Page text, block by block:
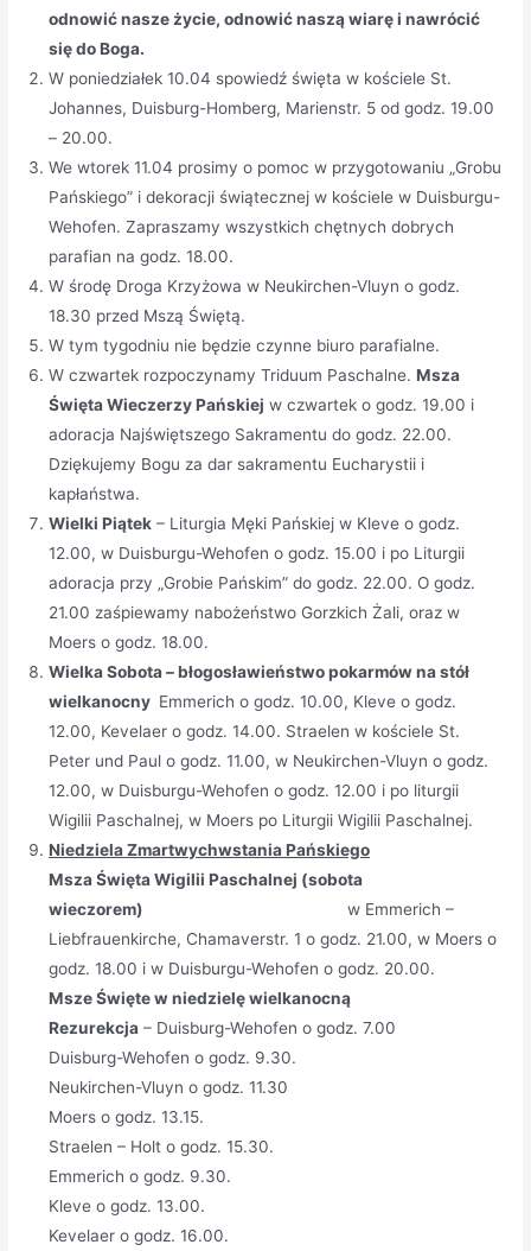
odnowić nasze życie, odnowić naszą wiarę i nawrócić
się do Boga.
W poniedziałek 10.04 spowiedź święta w kościele St.
Johannes, Duisburg-Homberg, Marienstr. 5 od godz. 19.00
– 20.00.
We wtorek 11.04 prosimy o pomoc w przygotowaniu „Grobu
Pańskiego” i dekoracji świątecznej w kościele w Duisburgu-
Wehofen. Zapraszamy wszystkich chętnych dobrych
parafian na godz. 18.00.
W środę Droga Krzyżowa w Neukirchen-Vluyn o godz.
18.30 przed Mszą Świętą.
W tym tygodniu nie będzie czynne biuro parafialne.
W czwartek rozpoczynamy Triduum Paschalne.Msza
Święta Wieczerzy Pańskiej w czwartek o godz. 19.00 i
adoracja Najświętszego Sakramentu do godz. 22.00.
Dziękujemy Bogu za dar sakramentu Eucharystii i
kapłaństwa.
Wielki Piątek – Liturgia Męki Pańskiej w Kleve o godz.
12.00, w Duisburgu-Wehofen o godz. 15.00 i po Liturgii
adoracja przy „Grobie Pańskim” do godz. 22.00. O godz.
21.00 zaśpiewamy nabożeństwo Gorzkich Żali, oraz w
Moers o godz. 18.00.
Wielka Sobota – błogosławieństwo pokarmów na stół
wielkanocny Emmerich o godz. 10.00, Kleve o godz.
12.00, Kevelaer o godz. 14.00. Straelen w kościele St.
Peter und Paul o godz. 11.00, w Neukirchen-Vluyn o godz.
12.00, w Duisburgu-Wehofen o godz. 12.00 i po liturgii
Wigilii Paschalnej, w Moers po Liturgii Wigilii Paschalnej.
Niedziela Zmartwychwstania Pańskiego
Msza Święta Wigilii Paschalnej (sobota
wieczorem) w Emmerich –
Liebfrauenkirche, Chamaverstr. 1 o godz. 21.00, w Moers o
godz. 18.00 i w Duisburgu-Wehofen o godz. 20.00.
Msze Święte w niedzielę wielkanocną
Rezurekcja – Duisburg-Wehofen o godz. 7.00
Duisburg-Wehofen o godz. 9.30.
Neukirchen-Vluyn o godz. 11.30
Moers o godz. 13.15.
Straelen – Holt o godz. 15.30.
Emmerich o godz. 9.30.
Kleve o godz. 13.00.
Kevelaer o godz. 16.00.